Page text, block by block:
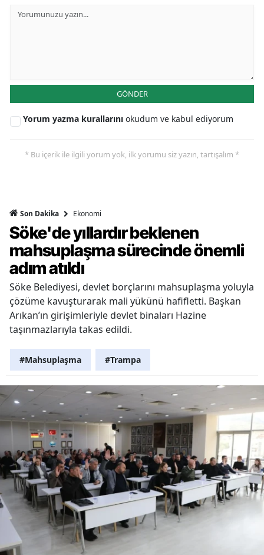
GÖNDER
Yorum yazma kurallarını okudum ve kabul ediyorum
* Bu içerik ile ilgili yorum yok, ilk yorumu siz yazın, tartışalım *
Son Dakika Ekonomi
Söke'de yıllardır beklenen
mahsuplaşma sürecinde önemli
adım atıldı
Söke Belediyesi, devlet borçlarını mahsuplaşma yoluyla
çözüme kavuşturarak mali yükünü hafifletti. Başkan
Arıkan’ın girişimleriyle devlet binaları Hazine
taşınmazlarıyla takas edildi.
#Mahsuplaşma #Trampa